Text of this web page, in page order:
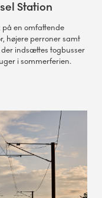
Station
en omfattende
højere perroner samt
indsættes togbusser
i sommerferien.